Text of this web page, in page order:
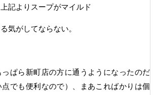
よりスープがマイルド
気がしてならない。
ぱら新町店の方に通うようになったのだ
でも便利なので）、まあこればかりは個